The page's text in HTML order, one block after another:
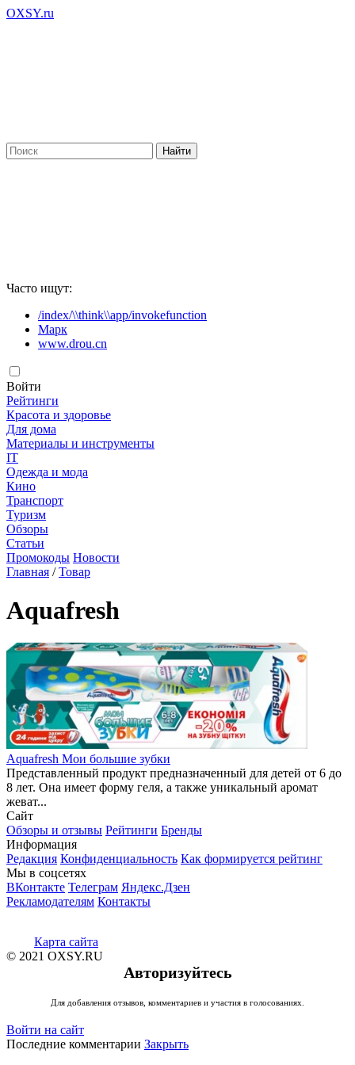
OXSY.ru
Часто ищут:
/index/\\think\\app/invokefunction
Марк
www.drou.cn
Войти
Рейтинги
Красота и здоровье
Для дома
Материалы и инструменты
IT
Одежда и мода
Кино
Транспорт
Туризм
Обзоры
Статьи
Промокоды Новости
Главная /Товар
Aquafresh
Aquafresh Мои большие зубки
Представленный продукт предназначенный для детей от 6 до
8 лет. Она имеет форму геля, а также уникальный аромат
жеват...
Сайт
Обзоры и отзывы Рейтинги Бренды
Информация
Редакция Конфиденциальность Как формируется рейтинг
Мы в соцсетях
ВКонтакте Телеграм Яндекс.Дзен
Рекламодателям Контакты
Карта сайта
© 2021 OXSY.RU
Авторизуйтесь
Для добавления отзывов, комментариев и участия в голосованиях.
Войти на сайт
Последние комментарии Закрыть